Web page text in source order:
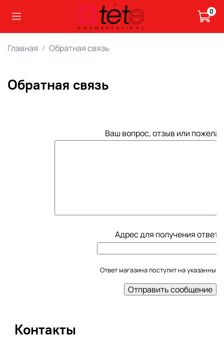
0
Главная Обратная связь
Обратная связь
Ваш вопрос, отзыв или
Адрес для получения
Ответ магазина поступит на указанный
Контакты